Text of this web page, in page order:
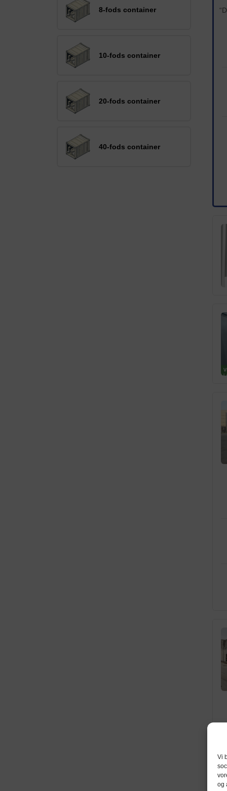
Vi
og
8-fods container
10-fods container
20-fods container
40-fods container